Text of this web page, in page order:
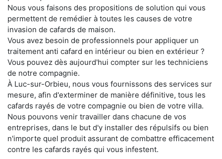
Nous vous faisons des propositions de solution qui vous
permettent de remédier à toutes les causes de votre
invasion de cafards de maison.
Vous avez besoin de professionnels pour appliquer un
traitement anti cafard en intérieur ou bien en extérieur ?
Vous pouvez dès aujourd'hui compter sur les techniciens
de notre compagnie.
À Luc-sur-Orbieu, nous vous fournissons des services sur
mesure, afin d'exterminer de manière définitive, tous les
cafards rayés de votre compagnie ou bien de votre villa.
Nous pouvons venir travailler dans chacune de vos
entreprises, dans le but d'y installer des répulsifs ou bien
n'importe quel produit assurant de combattre efficacement
contre les cafards rayés qui vous infestent.